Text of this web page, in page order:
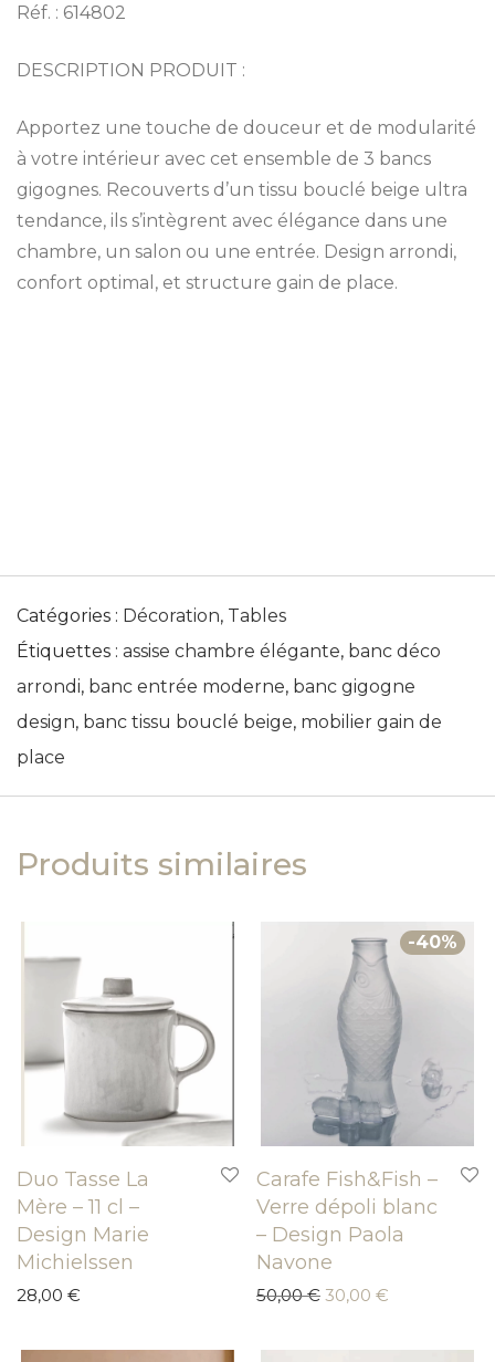
Réf. : 614802
DESCRIPTION PRODUIT :
Apportez une touche de douceur et de modularité
à votre intérieur avec cet ensemble de 3 bancs
gigognes. Recouverts d’un tissu bouclé beige ultra
tendance, ils s’intègrent avec élégance dans une
chambre, un salon ou une entrée. Design arrondi,
confort optimal, et structure gain de place.
Catégories : Décoration, Tables
Étiquettes : assise chambre élégante, banc déco
arrondi, banc entrée moderne, banc gigogne
design, banc tissu bouclé beige, mobilier gain de
place
Produits similaires
Duo Tasse La
Mère – 11 cl –
Design Marie
Michielssen
28,00 €
-40%
Carafe Fish&Fish –
Verre dépoli blanc
– Design Paola
Navone
50,00€ Le prix initial était :
30,00 €